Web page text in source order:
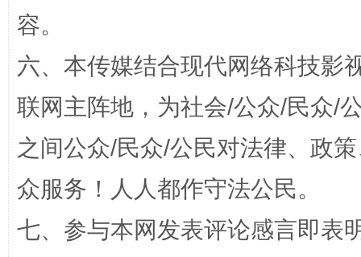
容。
六、本传媒结合现代网络科技影
联网主阵地，为社会/公众/民众/
之间公众/民众/公民对法律、政
众服务！人人都作守法公民。
七、参与本网发表评论感言即表